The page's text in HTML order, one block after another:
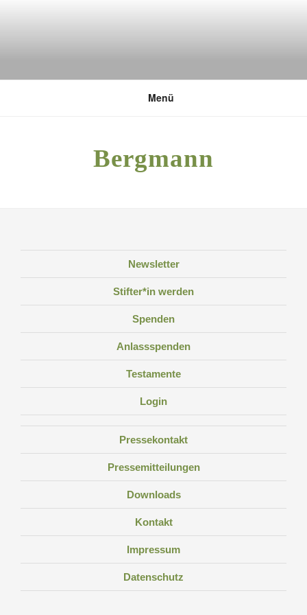
DEUTSCHE UMWELTSTIFTUNG
Menü
Bergmann
Newsletter
Stifter*in werden
Spenden
Anlassspenden
Testamente
Login
Pressekontakt
Pressemitteilungen
Downloads
Kontakt
Impressum
Datenschutz